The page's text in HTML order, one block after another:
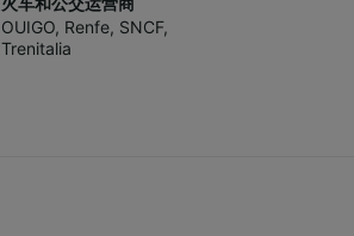
OUIGO, Renfe, SNCF,
Trenitalia